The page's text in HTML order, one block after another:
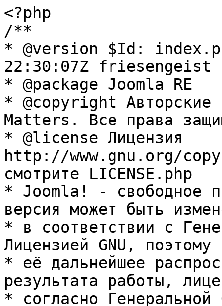
<?php
/**
* @version $Id:
22:30:07Z friesengeist
* @package Joomla RE
* @copyright Авторские
Matters. Все права
* @license Лицензия
http://www.gnu.org/
смотрите LICENSE.php
* Joomla! - свободное
версия может быть
* в соответствии с
Лицензией GNU, поэтому
* её дальнейшее
результата работы,
* согласно Генеральной